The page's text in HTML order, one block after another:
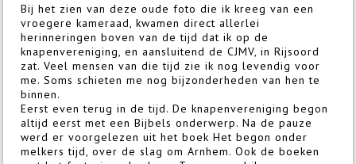
Bij het zien van deze oude foto die ik kreeg van een
vroegere kameraad, kwamen direct allerlei
herinneringen boven van de tijd dat ik op de
knapenvereniging, en aansluitend de CJMV, in Rijsoord
zat. Veel mensen van die tijd zie ik nog levendig voor
me. Soms schieten me nog bijzonderheden van hen te
binnen.
Eerst even terug in de tijd. De knapenvereniging begon
altijd eerst met een Bijbels onderwerp. Na de pauze
werd er voorgelezen uit het boek Het begon onder
melkers tijd, over de slag om Arnhem. Ook de boeken